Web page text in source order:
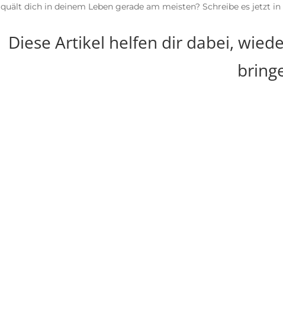
quält dich in deinem Leben gerade am meisten? Schreibe es jetzt
Diese Artikel helfen dir dabei,